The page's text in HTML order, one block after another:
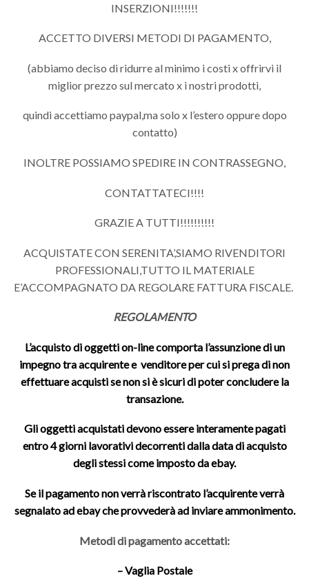
INSERZIONI!!!!!!!
ACCETTO DIVERSI METODI DI PAGAMENTO,
(abbiamo deciso di ridurre al minimo i costi x offrirvi il
miglior prezzo sul mercato x i nostri prodotti,
quindi accettiamo paypal,ma solo x l’estero oppure dopo
contatto)
INOLTRE POSSIAMO SPEDIRE IN CONTRASSEGNO,
CONTATTATECI!!!!
GRAZIE A TUTTI!!!!!!!!!!
ACQUISTATE CON SERENITA’,SIAMO RIVENDITORI
PROFESSIONALI,TUTTO IL MATERIALE
E’ACCOMPAGNATO DA REGOLARE FATTURA FISCALE.
REGOLAMENTO
L’acquisto di oggetti on-line comporta l’assunzione di un
impegno tra acquirente e venditore per cui si prega di non
effettuare acquisti se non si è sicuri di poter concludere la
transazione.
Gli oggetti acquistati devono essere interamente pagati
entro 4 giorni lavorativi decorrenti dalla data di acquisto
degli stessi come imposto da ebay.
Se il pagamento non verrà riscontrato l’acquirente verrà
segnalato ad ebay che provvederà ad inviare ammonimento.
Metodi di pagamento accettati:
– Vaglia Postale